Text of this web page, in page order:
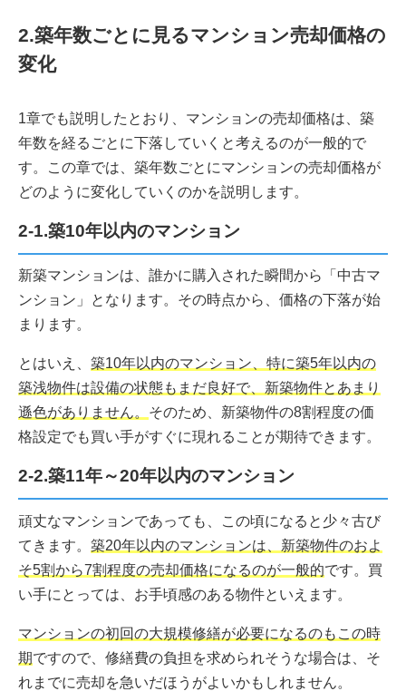
2.築年数ごとに見るマンション売却価格の
変化
1章でも説明したとおり、マンションの売却価格は、築
年数を経るごとに下落していくと考えるのが一般的で
す。この章では、築年数ごとにマンションの売却価格が
どのように変化していくのかを説明します。
2-1.築10年以内のマンション
新築マンションは、誰かに購入された瞬間から「中古マ
ンション」となります。その時点から、価格の下落が始
まります。
とはいえ、 築10年以内のマンション、特に築5年以内の
築浅物件は設備の状態もまだ良好で、新築物件とあまり
遜色がありません。 そのため、新築物件の8割程度の価
格設定でも買い手がすぐに現れることが期待できます。
2-2.築11年～20年以内のマンション
頑丈なマンションであっても、この頃になると少々古び
てきます。 築20年以内のマンションは、新築物件のおよ
そ5割から7割程度の売却価格になるのが一般的です。買
い手にとっては、お手頃感のある物件といえます。
マンションの初回の大規模修繕が必要になるのもこの時
期ですので、修繕費の負担を求められそうな場合は、そ
れまでに売却を急いだほうがよいかもしれません。